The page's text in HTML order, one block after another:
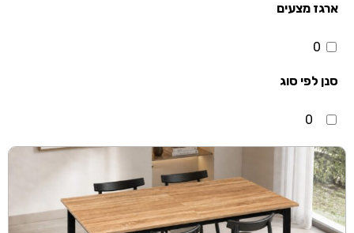
ארגז מצעים
0
סנן לפי סוג
0